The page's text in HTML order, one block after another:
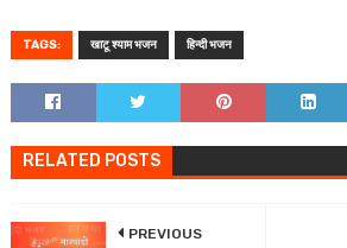
TAGS: खाटू श्याम भजन हिन्दी भजन
RELATED POSTS
PREVIOUS